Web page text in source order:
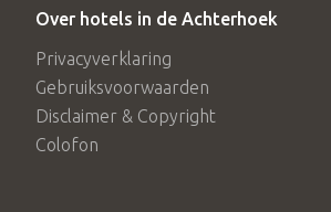
*Bovenstaande prijs is geldig op
toeslag van € 20,- per kamer. Op zondag
voordelig met een korting van € 10,- per
gebaseerd op een verblijf in een Lifestyle
Over hotels in de Achterhoek
Privacyverklaring
Gebruiksvoorwaarden
Disclaimer & Copyright
Colofon